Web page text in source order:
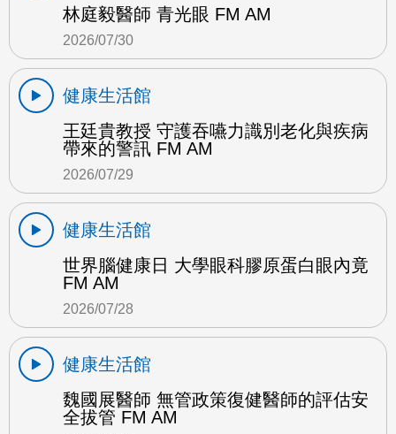
林庭毅醫師 青光眼 FM AM
2026/07/30
健康生活館
王廷貴教授 守護吞嚥力識別老化與疾病
帶來的警訊 FM AM
2026/07/29
健康生活館
世界腦健康日 大學眼科膠原蛋白眼內竟
FM AM
2026/07/28
健康生活館
魏國展醫師 無管政策復健醫師的評估安
全拔管 FM AM